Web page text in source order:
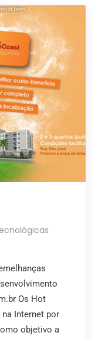
Os Hot
Internet por
objetivo a